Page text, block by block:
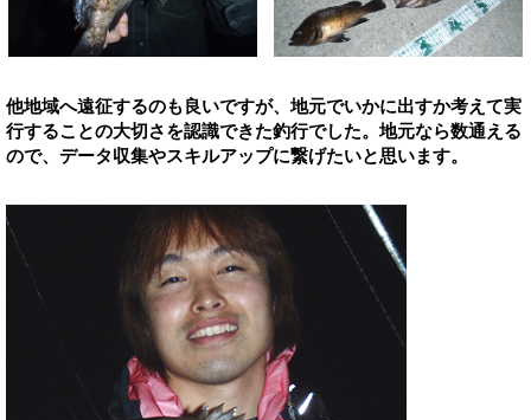
他地域へ遠征するのも良いですが、地元でいかに出すか考えて実
行することの大切さを認識できた釣行でした。地元なら数通える
ので、データ収集やスキルアップに繋げたいと思います。